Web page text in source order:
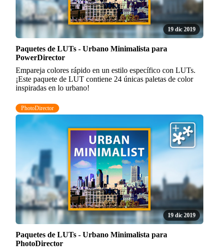
19 dic 2019
Paquetes de LUTs - Urbano Minimalista para
PowerDirector
Empareja colores rápido en un estilo específico con LUTs.
¡Este paquete de LUT contiene 24 únicas paletas de color
inspiradas en lo urbano!
PhotoDirector
19 dic 2019
Paquetes de LUTs - Urbano Minimalista para
PhotoDirector